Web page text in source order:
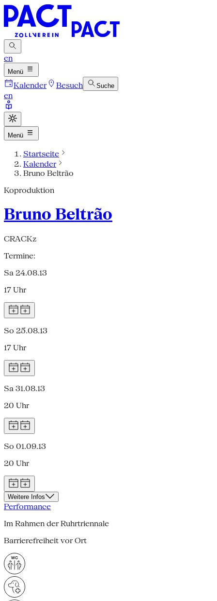
en
Menü
Kalender Besuch Suche
en
Menü
Startseite
Kalender
Bruno Beltrão
Koproduktion
Bruno Beltrão
CRACKz
Termine:
Sa 24.08.13
17 Uhr
So 25.08.13
17 Uhr
Sa 31.08.13
20 Uhr
So 01.09.13
20 Uhr
Weitere Infos
Performance
Im Rahmen der Ruhrtriennale
Barrierefreiheit vor Ort